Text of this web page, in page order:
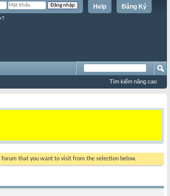
Đăng Ký
Help
Tìm kiếm nâng cao
forum that you want to visit from the selection below.